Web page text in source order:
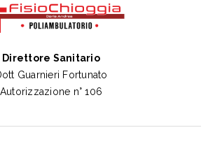
Direttore Sanitario
Guarnieri Fortunato
Autorizzazione n° 106